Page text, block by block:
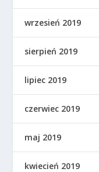
wrzesień 2019
sierpień 2019
lipiec 2019
czerwiec 2019
maj 2019
kwiecień 2019